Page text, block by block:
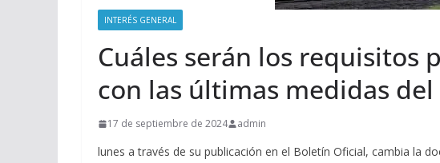
INTERÉS GENERAL
Cuáles serán los requisitos
con las últimas medidas
17 de septiembre de 2024 admin
lunes a través de su publicación en el Boletín Oficial, cambia la